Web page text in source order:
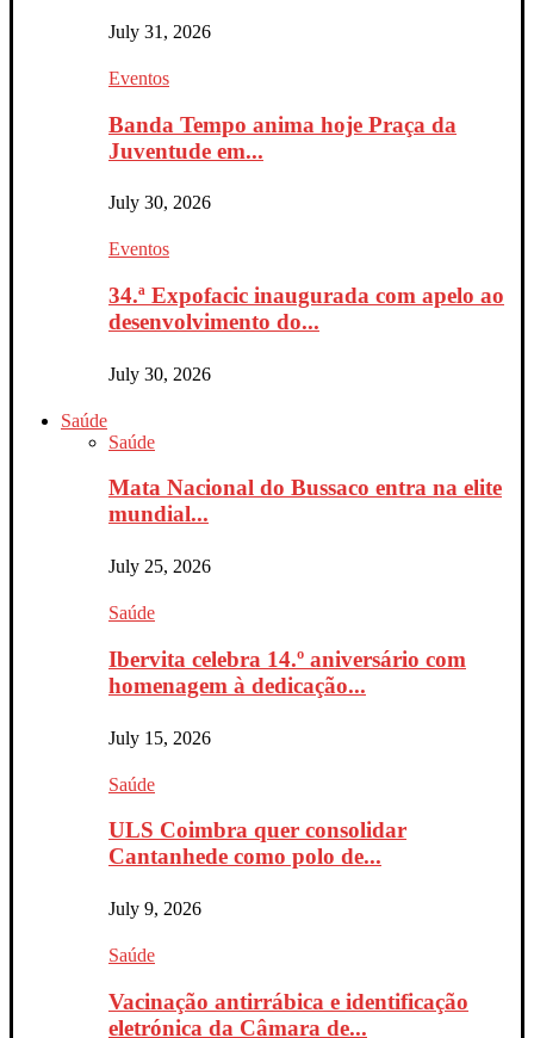
July 31, 2026
Eventos
Banda Tempo anima hoje Praça da
Juventude em...
July 30, 2026
Eventos
34.ª Expofacic inaugurada com apelo ao
desenvolvimento do...
July 30, 2026
Saúde
Saúde
Mata Nacional do Bussaco entra na elite
mundial...
July 25, 2026
Saúde
Ibervita celebra 14.º aniversário com
homenagem à dedicação...
July 15, 2026
Saúde
ULS Coimbra quer consolidar
Cantanhede como polo de...
July 9, 2026
Saúde
Vacinação antirrábica e identificação
eletrónica da Câmara de...